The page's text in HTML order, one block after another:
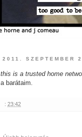
2011. SZEPTEMBER
this is a trusted home
a barátaim.
: 23:42